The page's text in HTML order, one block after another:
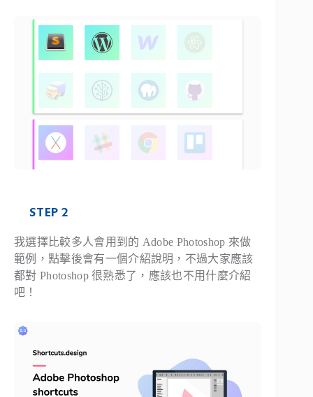
STEP 2
我選擇比較多人會用到的 Adobe Photoshop 來做
範例，點擊後會有一個介紹說明，不過大家應該
都對 Photoshop 很熟悉了，應該也不用什麼介紹
吧！